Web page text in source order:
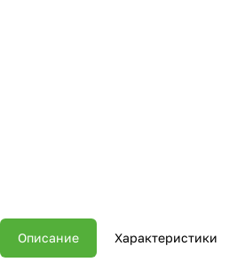
Описание Характеристики